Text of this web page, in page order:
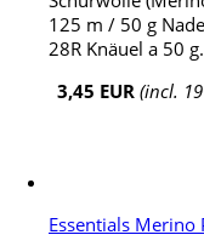
125 m / 50 g
28R Knäuel a 50
3,45 EUR (incl.
Essentials Merino